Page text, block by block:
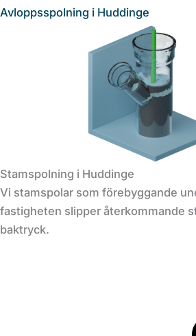
Avloppsspolning i Huddinge
Stamspolning i Huddinge
Vi stamspolar som förebyggande
fastigheten slipper återkommande
baktryck.